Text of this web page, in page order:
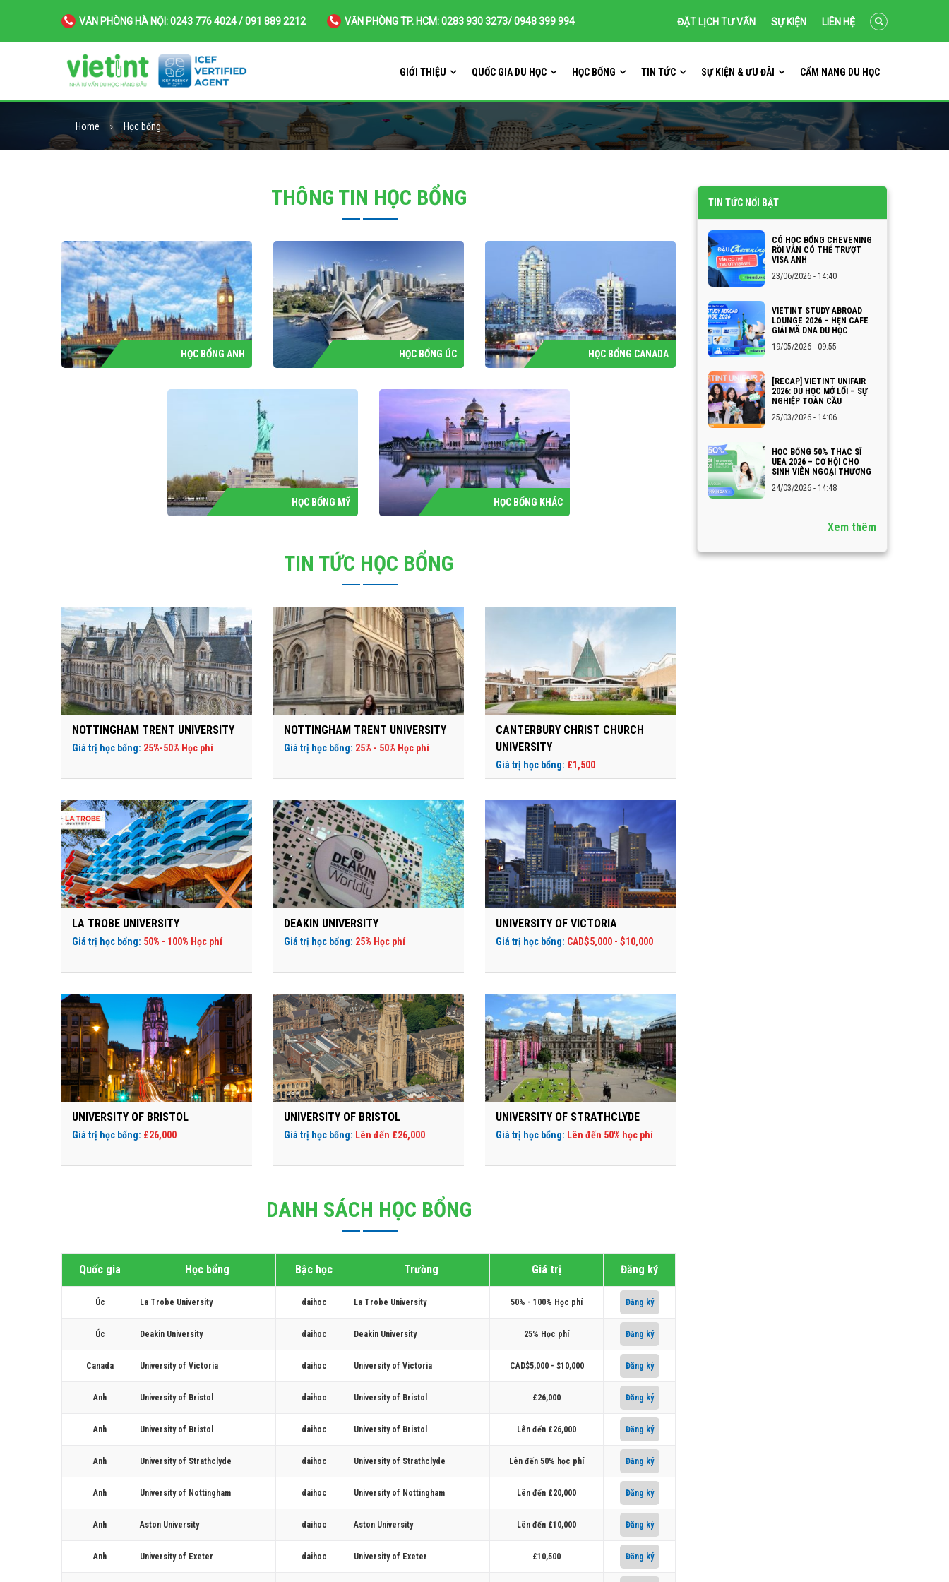
VĂN PHÒNG HÀ NỘI: 0243 776 4024 / 091 889 2212 VĂN PHÒNG TP. HCM: 0283 930 3273/ 0948 399 994 ĐẶT LỊCH TƯ VẤN SỰ KIỆN LIÊN HỆ
GIỚI THIỆU QUỐC GIA DU HỌC HỌC BỔNG TIN TỨC SỰ KIỆN & ƯU ĐÃI CẨM NANG DU HỌC
Home Học bổng
THÔNG TIN HỌC BỔNG
HỌC BỔNG ANH HỌC BỔNG ÚC HỌC BỔNG CANADA
HỌC BỔNG MỸ HỌC BỔNG KHÁC
TIN TỨC HỌC BỔNG
NOTTINGHAM TRENT UNIVERSITY
Giá trị học bổng: 25%-50% Học phí
NOTTINGHAM TRENT UNIVERSITY
Giá trị học bổng: 25% - 50% Học phí
CANTERBURY CHRIST CHURCH
UNIVERSITY
Giá trị học bổng: £1,500
LA TROBE UNIVERSITY
Giá trị học bổng: 50% - 100% Học phí
DEAKIN UNIVERSITY
Giá trị học bổng: 25% Học phí
UNIVERSITY OF VICTORIA
Giá trị học bổng: CAD$5,000 - $10,000
UNIVERSITY OF BRISTOL
Giá trị học bổng: £26,000
UNIVERSITY OF BRISTOL
Giá trị học bổng: Lên đến £26,000
UNIVERSITY OF STRATHCLYDE
Giá trị học bổng: Lên đến 50% học phí
DANH SÁCH HỌC BỔNG
Quốc gia Học bổng Bậc học Trường Giá trị Đăng ký
Úc La Trobe University daihoc La Trobe University 50% - 100% Học phí Đăng ký
Úc Deakin University daihoc Deakin University 25% Học phí Đăng ký
Canada University of Victoria daihoc University of Victoria CAD$5,000 - $10,000 Đăng ký
Anh University of Bristol daihoc University of Bristol £26,000 Đăng ký
Anh University of Bristol daihoc University of Bristol Lên đến £26,000 Đăng ký
Anh University of Strathclyde daihoc University of Strathclyde Lên đến 50% học phí Đăng ký
Anh University of Nottingham daihoc University of Nottingham Lên đến £20,000 Đăng ký
Anh Aston University daihoc Aston University Lên đến £10,000 Đăng ký
Anh University of Exeter daihoc University of Exeter £10,500 Đăng ký
TIN TỨC NỔI BẬT
CÓ HỌC BỔNG CHEVENING
RỒI VẪN CÓ THỂ TRƯỢT
VISA ANH
23/06/2026 - 14:40
VIETINT STUDY ABROAD
LOUNGE 2026 – HẸN CAFE
GIẢI MÃ DNA DU HỌC
19/05/2026 - 09:55
[RECAP] VIETINT UNIFAIR
2026: DU HỌC MỞ LỐI – SỰ
NGHIỆP TOÀN CẦU
25/03/2026 - 14:06
HỌC BỔNG 50% THẠC SĨ
UEA 2026 – CƠ HỘI CHO
SINH VIÊN NGOẠI THƯƠNG
24/03/2026 - 14:48
Xem thêm